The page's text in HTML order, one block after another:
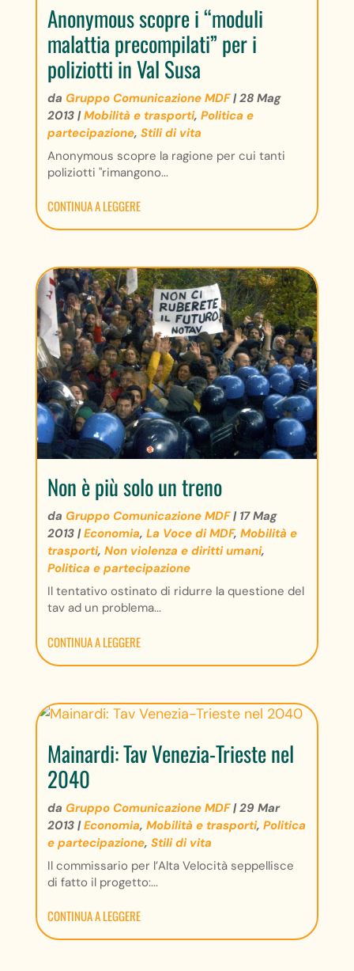
Anonymous scopre i “moduli
malattia precompilati” per i
poliziotti in Val Susa
da Gruppo Comunicazione MDF|28 Mag
2013|Mobilità e trasporti, Politica e
partecipazione, Stili di vita
Anonymous scopre la ragione per cui tanti
poliziotti "rimangono...
CONTINUA A LEGGERE
Non è più solo un treno
da Gruppo Comunicazione MDF| 17 Mag
2013|Economia, La Voce di MDF, Mobilità e
trasporti, Non violenza e diritti umani,
Politica e partecipazione
Il tentativo ostinato di ridurre la questione del
tav ad un problema...
CONTINUA A LEGGERE
Mainardi: Tav Venezia-Trieste nel
2040
da Gruppo Comunicazione MDF|29 Mar
2013|Economia, Mobilità e trasporti, Politica
e partecipazione, Stili di vita
Il commissario per l’Alta Velocità seppellisce
di fatto il progetto:...
CONTINUA A LEGGERE